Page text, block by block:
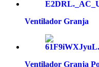
Ventilador Granja
Ventilador Granja